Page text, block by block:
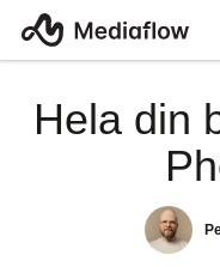
Hela din